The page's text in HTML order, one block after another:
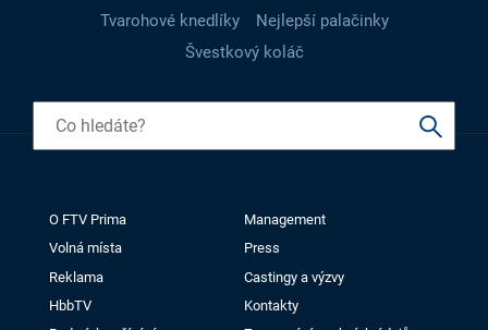
Tvarohové knedlíky
Nejlepší palačinky
Švestkový koláč
O FTV Prima
Management
Volná místa
Press
Reklama
Castingy a výzvy
HbbTV
Kontakty